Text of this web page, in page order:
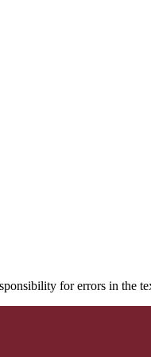
for errors in the